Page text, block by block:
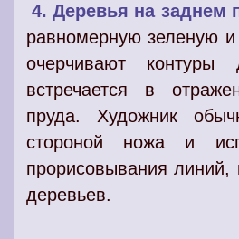
4. Деревья на заднем
равномерную зеленую
очерчивают
встречается в
пруда. Художник
стороной ножа и
прорисовывания
деревьев.